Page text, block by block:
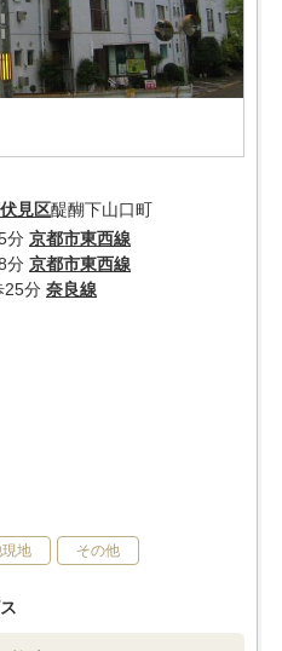
見区醍醐下山口町
分 京都市東西線
分 京都市東西線
25分 奈良線
現地 その他